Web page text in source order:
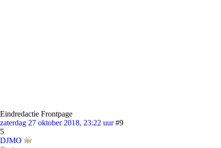
Eindredactie Frontpage
zaterdag 27 oktober 2018, 23:22 uur #9
5
DJMO